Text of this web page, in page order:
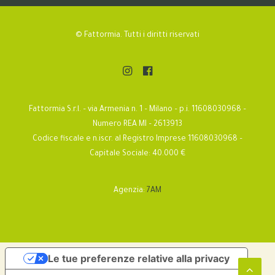
© Fattormia. Tutti i diritti riservati
Fattormia S.r.l. – via Armenia n. 1 – Milano – p.i. 11608030968 –
Numero REA MI – 2613913
Codice fiscale e n.iscr. al Registro Imprese 11608030968 –
Capitale Sociale: 40.000 €
Agenzia: 7AM
Le tue preferenze relative alla privacy